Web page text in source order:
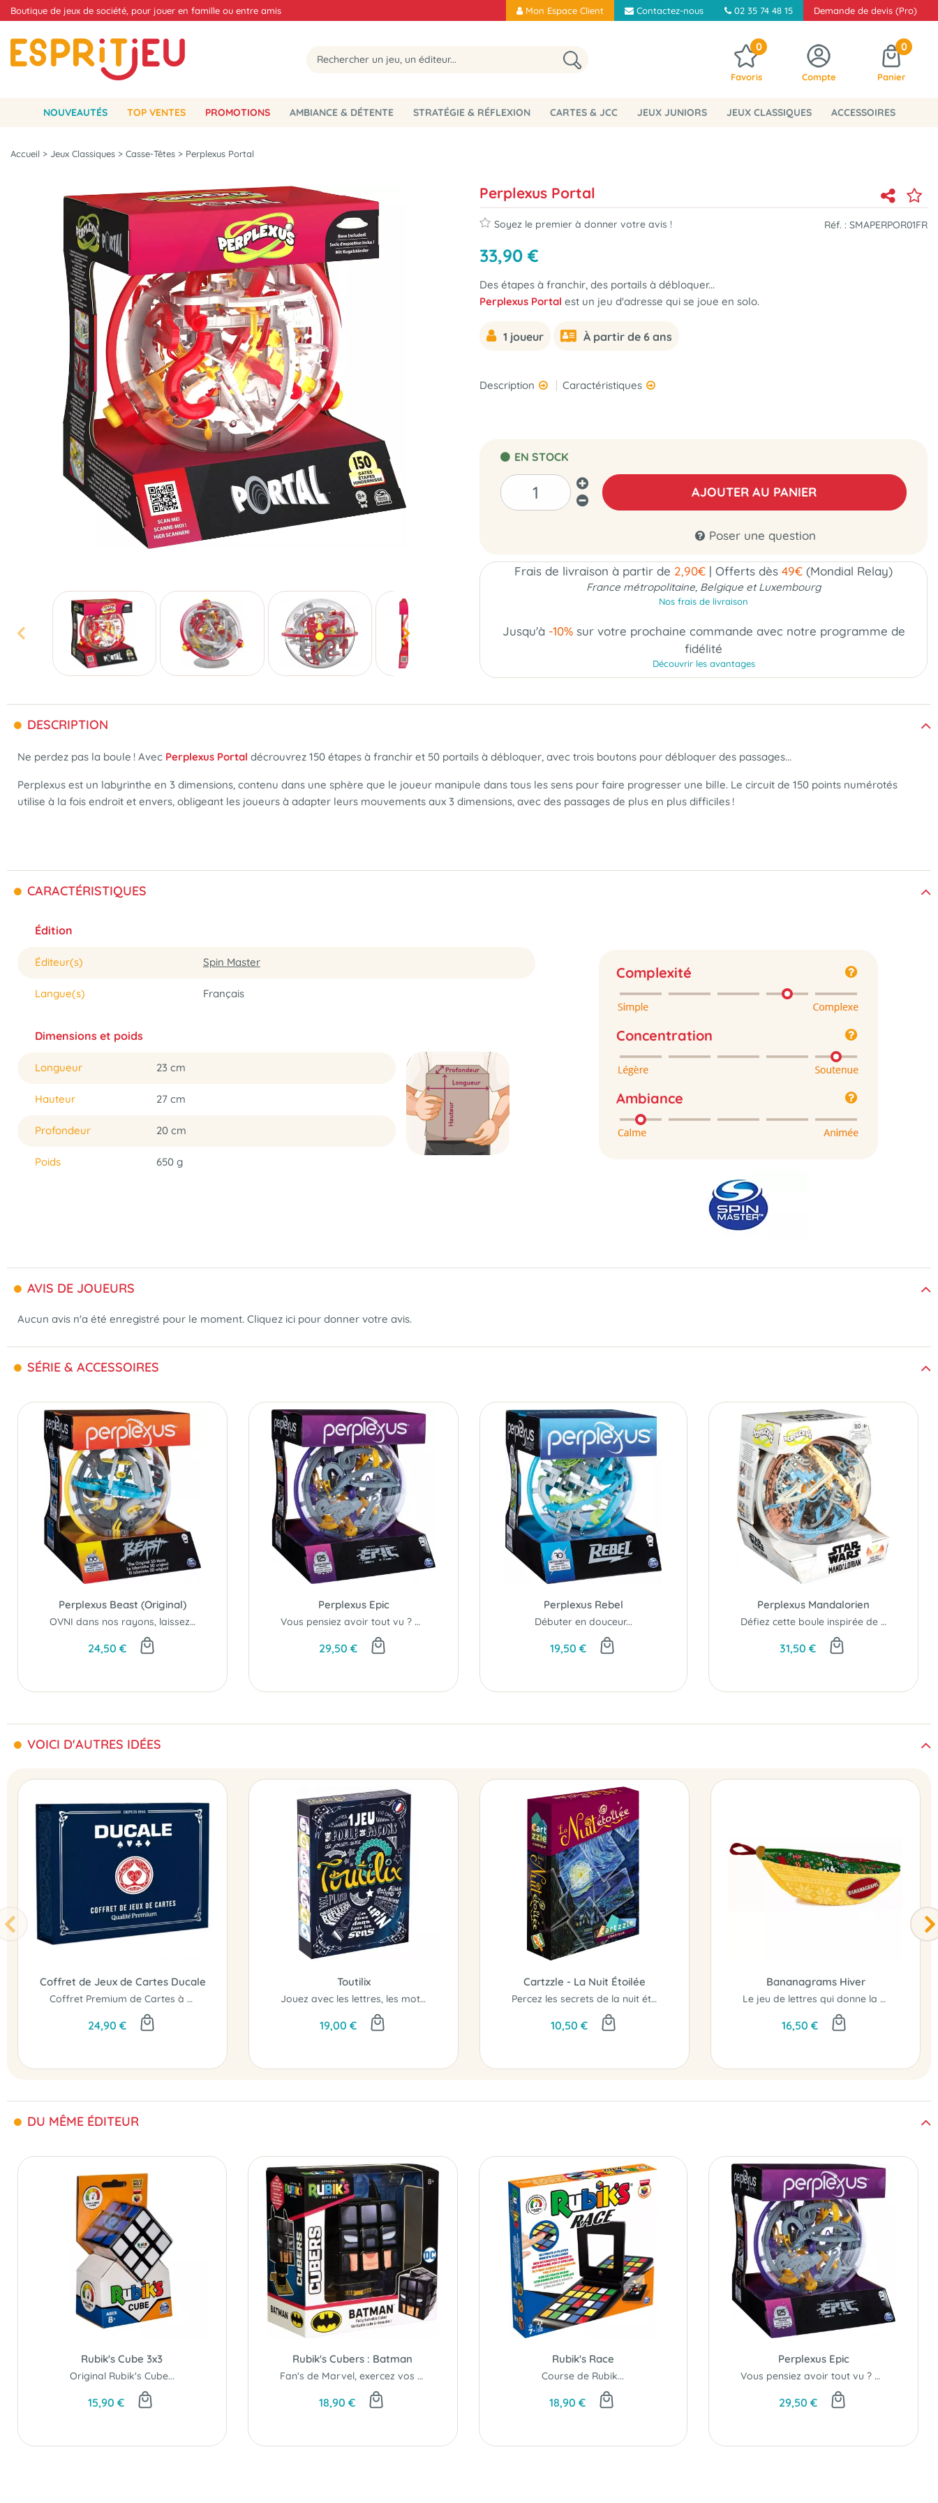
Boutique de jeux de société, pour jouer en famille ou entre amis Mon Espace Client Contactez-nous 02 35 74 48 15 Demande de devis (Pro)
0
Favoris Compte
0
Panier
NOUVEAUTÉS TOP VENTES PROMOTIONS AMBIANCE & DÉTENTE STRATÉGIE & RÉFLEXION CARTES & JCC JEUX JUNIORS JEUX CLASSIQUES ACCESSOIRES
Accueil > Jeux Classiques > Casse-Têtes > Perplexus Portal
Perplexus Portal
Soyez le premier à donner votre avis ! Réf. : SMAPERPOR01FR
33,90 €
Des étapes à franchir, des portails à débloquer...
Perplexus Portal est un jeu d'adresse qui se joue en solo.
1 joueur À partir de 6 ans
Description Caractéristiques
EN STOCK
AJOUTER AU PANIER
Poser une question
Frais de livraison à partir de 2,90€ | Offerts dès 49€ (Mondial Relay)
France métropolitaine, Belgique et Luxembourg
Nos frais de livraison
Jusqu'à -10%sur votre prochaine commande avec notre programme de
fidélité
Découvrir les avantages
DESCRIPTION
Ne perdez pas la boule ! Avec Perplexus Portal décrouvrez 150 étapes à franchir et 50 portails à débloquer, avec trois boutons pour débloquer des passages...
Perplexus est un labyrinthe en 3 dimensions, contenu dans une sphère que le joueur manipule dans tous les sens pour faire progresser une bille. Le circuit de 150 points numérotés
utilise à la fois endroit et envers, obligeant les joueurs à adapter leurs mouvements aux 3 dimensions, avec des passages de plus en plus difficiles !
CARACTÉRISTIQUES
Édition
Éditeur(s) Spin Master
Langue(s) Français
Dimensions et poids
Longueur 23 cm
Hauteur 27 cm
Profondeur 20 cm
Poids 650 g
Complexité
Concentration
Ambiance
AVIS DE JOUEURS
Aucun avis n'a été enregistré pour le moment. Cliquez ici pour donner votre avis.
SÉRIE & ACCESSOIRES
Perplexus Beast (Original)
OVNI dans nos rayons, laissez-vous emporter par la folie en jouant en 3 dimensions !
24,50 €
Perplexus Epic
Vous pensiez avoir tout vu ? Mesurez-vous au challenge ultime Perplexus Epic !
29,50 €
Perplexus Rebel
Débuter en douceur...
19,50 €
Perplexus Mandalorien
Défiez cette boule inspirée de la célèbre série...
31,50 €
VOICI D'AUTRES IDÉES
Coffret de Jeux de Cartes Ducale
Coffret Premium de Cartes à Jouer...
24,90 €
Toutilix
Jouez avec les lettres, les mots et les phrases
19,00 €
Cartzzle - La Nuit Étoilée
Percez les secrets de la nuit étoilée
10,50 €
Bananagrams Hiver
Le jeu de lettres qui donne la banane...
16,50 €
DU MÊME ÉDITEUR
Rubik's Cube 3x3
Original Rubik's Cube...
15,90 €
Rubik's Cubers : Batman
Fan's de Marvel, exercez vos doigts !
18,90 €
Rubik's Race
Course de Rubik...
18,90 €
Perplexus Epic
Vous pensiez avoir tout vu ? Mesurez-vous au challenge ultime Perplexus Epic !
29,50 €